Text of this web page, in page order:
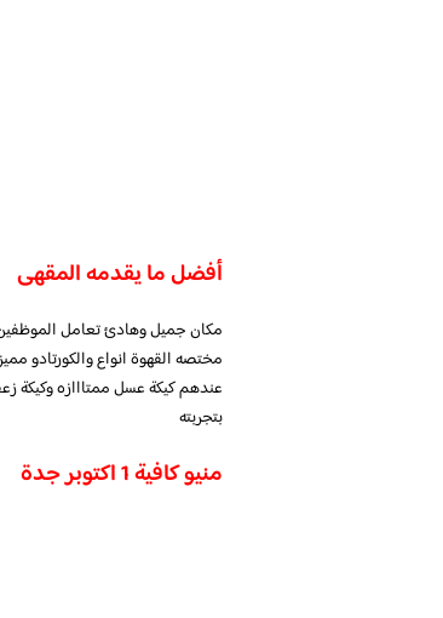
أفضل ما يقدمه المقهى
مكان جميل وهادئ تعامل
عندهم كيكة عسل ممتااازه وكيكة
بتجربته
منيو كافية 1 اكتوبر جدة